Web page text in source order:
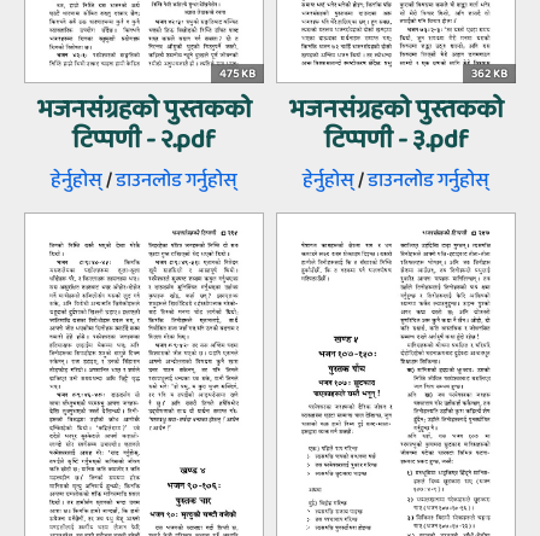
475 KB
भजनसंग्रहको पुस्तकको
टिप्पणी - २.pdf
हेर्नुहोस्‌/डाउनलोड गर्नुहोस्‌
362 KB
भजनसंग्रहको पुस्तकको
टिप्पणी - ३.pdf
हेर्नुहोस्‌/डाउनलोड गर्नुहोस्‌